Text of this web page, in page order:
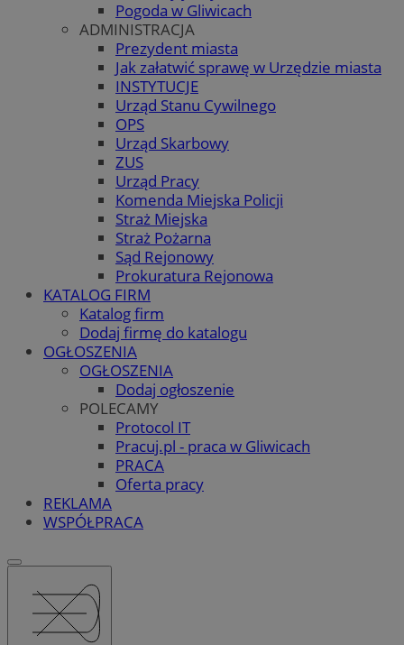
Pogoda w Gliwicach
ADMINISTRACJA
Prezydent miasta
Jak załatwić sprawę w Urzędzie miasta
INSTYTUCJE
Urząd Stanu Cywilnego
OPS
Urząd Skarbowy
ZUS
Urząd Pracy
Komenda Miejska Policji
Straż Miejska
Straż Pożarna
Sąd Rejonowy
Prokuratura Rejonowa
KATALOG FIRM
Katalog firm
Dodaj firmę do katalogu
OGŁOSZENIA
OGŁOSZENIA
Dodaj ogłoszenie
POLECAMY
Protocol IT
Pracuj.pl - praca w Gliwicach
PRACA
Oferta pracy
REKLAMA
WSPÓŁPRACA